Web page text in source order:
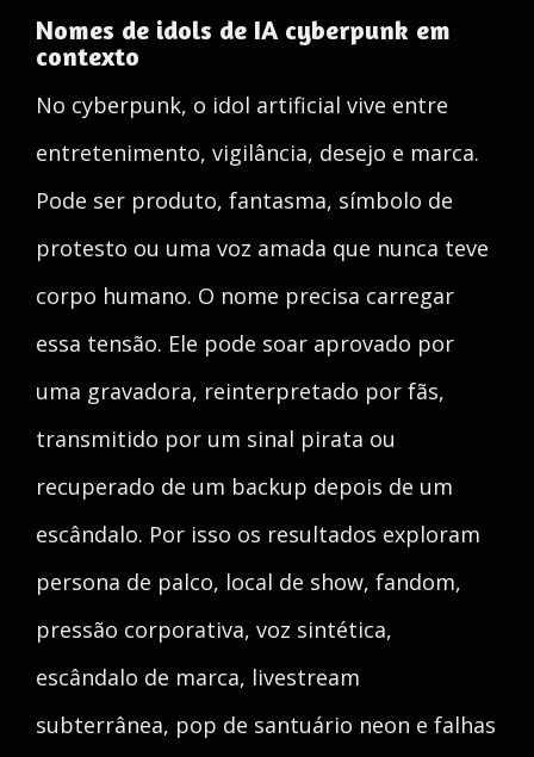
Nomes de idols de IA cyberpunk em
contexto
No cyberpunk, o idol artificial vive entre
entretenimento, vigilância, desejo e marca.
Pode ser produto, fantasma, símbolo de
protesto ou uma voz amada que nunca teve
corpo humano. O nome precisa carregar
essa tensão. Ele pode soar aprovado por
uma gravadora, reinterpretado por fãs,
transmitido por um sinal pirata ou
recuperado de um backup depois de um
escândalo. Por isso os resultados exploram
persona de palco, local de show, fandom,
pressão corporativa, voz sintética,
escândalo de marca, livestream
subterrânea, pop de santuário neon e falhas